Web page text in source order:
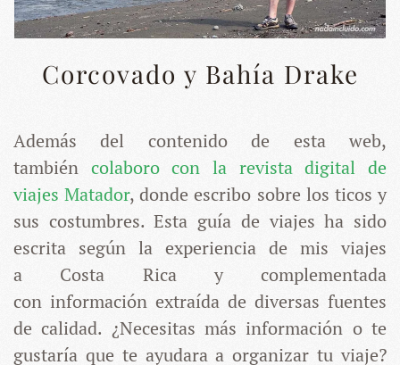
Corcovado y Bahía Drake
Además del contenido de esta web,
también colaboro con la revista digital de
viajes Matador, donde escribo sobre los ticos y
sus costumbres. Esta guía de viajes ha sido
escrita según la experiencia de mis viajes
a Costa Rica y complementada
con información extraída de diversas fuentes
de calidad. ¿Necesitas más información o te
gustaría que te ayudara a organizar tu viaje?